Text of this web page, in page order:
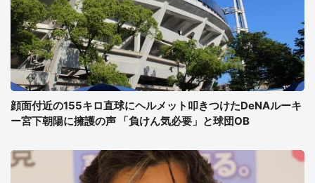
顔面付近の155キロ直球にヘルメット叩きつけたDeNAルーキ
ー宮下朝陽に擁護の声 「負けん気必要」と球団OB